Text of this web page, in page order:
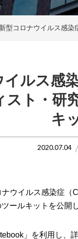
型コロナウイルス感
ルス感
スト・研
キ
2020.07.04
ウイルス感染症（
ールキットを公開
」を利用し、